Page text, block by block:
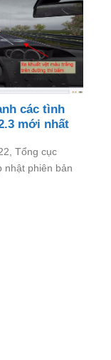
các tình
mới nhất
Tổng cục
nhật phiên bản